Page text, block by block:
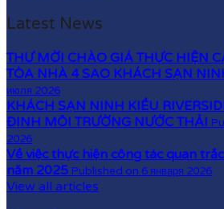
Latest News
THƯ MỜI CHÀO GIÁ THỰC HIỆN
TÒA NHÀ 4 SAO KHÁCH SẠN
июля 2026
KHÁCH SẠN NINH KIỀU
ĐỊNH MÔI TRƯỜNG NƯỚC THẢI
2026
Về việc thực hiện công tác quan
năm 2025 Published on 6 января 2026
View all articles